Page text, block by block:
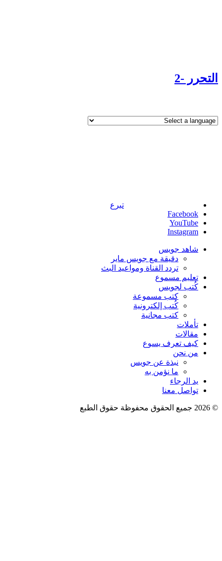
-2
تبرع
Facebook
YouTube
Instagram
شاهد جويس
دقيقة مع جويس ماير
تردد القناة ومواعيد البث
تعليم مسموع
كُتب لجويس
كتب مسموعة
كُتب إلكترونية
كتب مجانية
تأملات
مقالات
كيف تعرف يسوع
من نحن
نبذة عن جويس
ما نؤمن به
يد الرجاء
تواصل معنا